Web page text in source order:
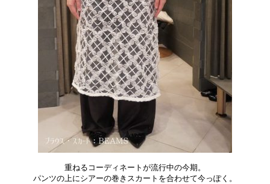
重ねるコーディネートが流行中の今期。
パンツの上にシアーの巻きスカートを合わせて今っぽく。